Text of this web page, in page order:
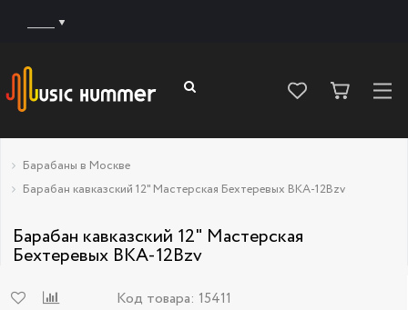
Барабаны в Москве
Барабан кавказский 12" Мастерская Бехтеревых BKA-12Bzv
Барабан кавказский 12" Мастерская
Бехтеревых BKA-12Bzv
Код товара: 15411